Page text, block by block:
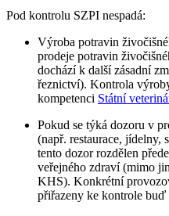
Pod kontrolu SZPI nespadá:
Výroba potravin
prodeje potravin
dochází k další zásadní
řeznictví). Kontrola
kompetenci Státní
Pokud se týká dozoru v
(např. restaurace, jídelny,
tento dozor rozdělen
veřejného zdraví (mimo
KHS). Konkrétní
přiřazeny ke kontrole